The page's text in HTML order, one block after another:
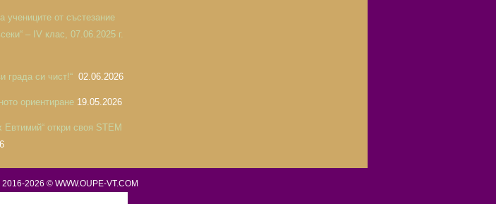
от състезание
– IV клас, 07.06.2025 г.
града си чист!“ 02.06.2026
ориентиране 19.05.2026
откри своя STEM
2026 © WWW.OUPE-VT.COM